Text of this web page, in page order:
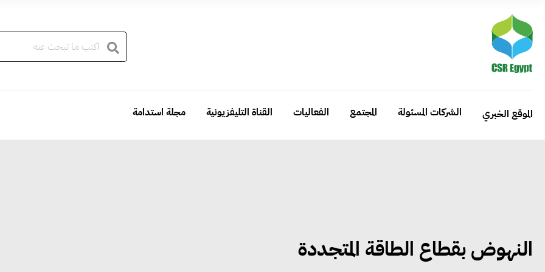
الموقع الخبري الشركات المسئولة المجتمع الفعاليات القناة التليفزيونية مجلة استدامة
النهوض بقطاع الطاقة المتجددة